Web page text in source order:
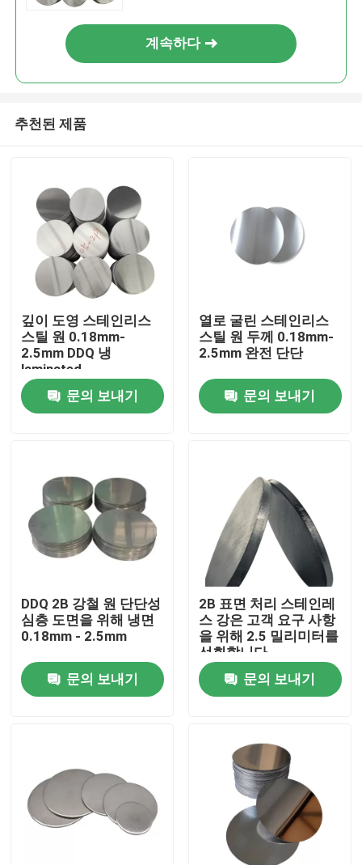
화면
우리에 대하여
공장 여행
스테인레스 스틸 코일 스트립
계속하다
추천된 제품
깊이 도영 스테인리스
스틸 원 0.18mm-
2.5mm DDQ 냉
laminated
문의 보내기
열로 굴린 스테인리스
스틸 원 두께 0.18mm-
2.5mm 완전 단단
문의 보내기
DDQ 2B 강철 원 단단성
심층 도면을 위해 냉면
0.18mm - 2.5mm
문의 보내기
2B 표면 처리 스테인레
스 강은 고객 요구 사항
을 위해 2.5 밀리미터를
선회합니다
문의 보내기